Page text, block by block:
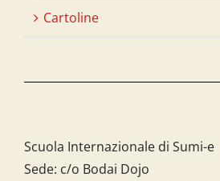
Cartoline
Scuola Internazionale di Sumi-e
Sede: c/o Bodai Dojo